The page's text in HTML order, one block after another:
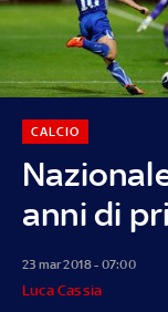
anni di
CALCIO
23 mar 2018 - 07:00
Luca Cassia